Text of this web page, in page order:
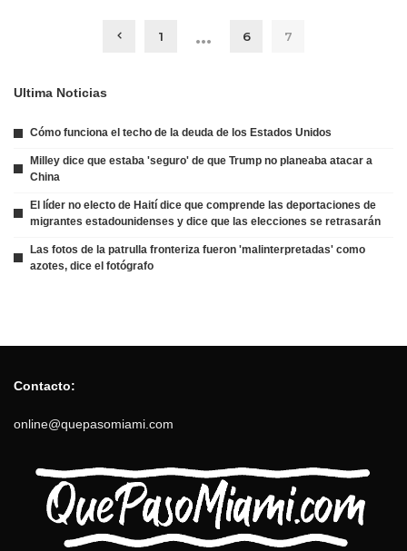
1 … 6 7
Ultima Noticias
Cómo funciona el techo de la deuda de los Estados Unidos
Milley dice que estaba 'seguro' de que Trump no planeaba atacar a
China
El líder no electo de Haití dice que comprende las deportaciones de
migrantes estadounidenses y dice que las elecciones se retrasarán
Las fotos de la patrulla fronteriza fueron 'malinterpretadas' como
azotes, dice el fotógrafo
Contacto:
online@quepasomiami.com